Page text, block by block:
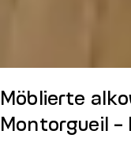
Möblierte
Montorgueil -